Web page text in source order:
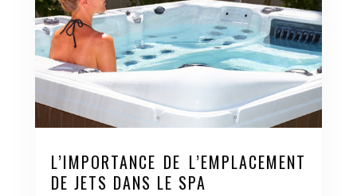
L’IMPORTANCE DE L’EMPLACEMENT
DE JETS DANS LE SPA